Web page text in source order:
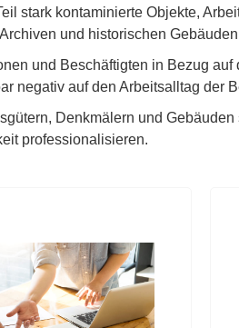
stark kontaminierte Objekte,
und historischen
und Beschäftigten in Bezug
negativ auf den Arbeitsalltag der
Denkmälern und
professionalisieren.